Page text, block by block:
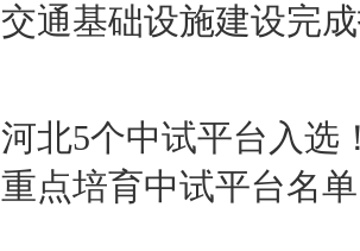
交通基础设施建设完
河北5个中试平台入选
重点培育中试平台名单